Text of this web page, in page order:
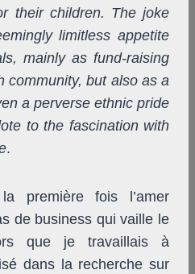
their children. The joke
limitless appetite
mainly as fund-raising
community, but also as a
a perverse ethnic pride
to the fascination with
.
première fois l’amer
de business qui vaille le
que je travaillais à
dans la recherche sur